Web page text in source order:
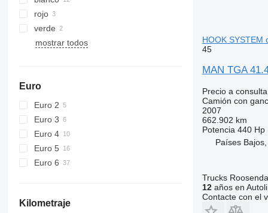
rojo
verde
mostrar todos
Euro
Euro 2
Euro 3
Euro 4
Euro 5
Euro 6
Kilometraje
HOOK SYSTEM
45
MAN TGA
Precio a
Camión con
2007
662.902 km
Potencia 440 Hp
Países
Trucks
12años en
Contacte con el